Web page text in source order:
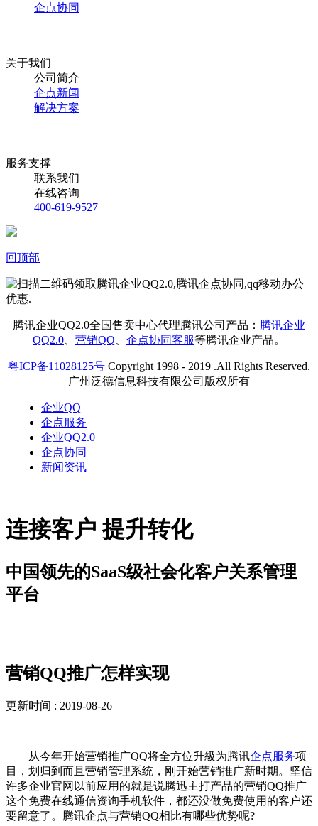
企点协同
关于我们
公司简介
企点新闻
解决方案
服务支撑
联系我们
在线咨询
400-619-9527
回顶部
腾讯企业QQ2.0全国售卖中心代理腾讯公司产品： 腾讯企业
QQ2.0
营销QQ 企点协同客服等腾讯企业产品。
粤ICP备11028125号 Copyright 1998 - 2019 .All Rights Reserved.
广州泛德信息科技有限公司版权所有
企业QQ
企点服务
企业QQ2.0
企点协同
新闻资讯
连接客户 提升转化
中国领先的SaaS级社会化客户关系管理
平台
营销QQ推广怎样实现
更新时间 : 2019-08-26
从今年开始营销推广QQ将全方位升級为腾讯企点服务项
目，划归到而且营销管理系统，刚开始营销推广新时期。坚信
许多企业官网以前应用的就是说腾迅主打产品的营销QQ推广
这个免费在线通信资询手机软件，都还没做免费使用的客户还
要留意了。腾讯企点与营销QQ相比有哪些优势呢?